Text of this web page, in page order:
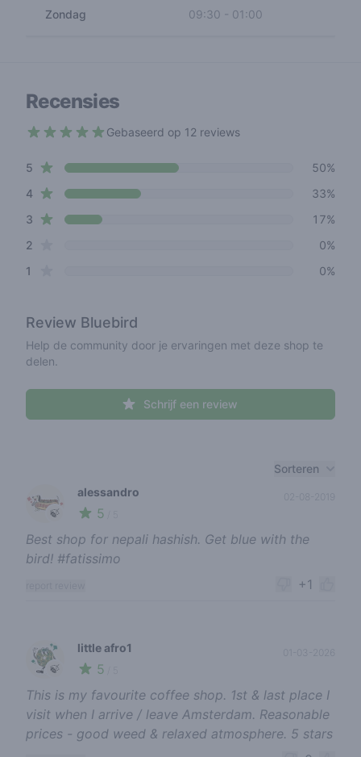
Zondag 09:30 - 01:00
Recensies
Gebaseerd op 12 reviews
Review data
5 star reviews
50%
4star reviews
33%
3 star reviews
17%
2
0%
1
0%
Review Bluebird
Help de community door je ervaringen met deze shop te
delen.
Schrijf een review
Sorteren
🍃
alessandro
5
Best shop for nepali hashish. Get blue with the
bird! #fatissimo
+1
🍃
little afro1
5
01-03-2026
This is my favourite coffee shop. 1st & last place I
visit when I arrive / leave Amsterdam. Reasonable
prices - good weed & relaxed atmosphere. 5 stars